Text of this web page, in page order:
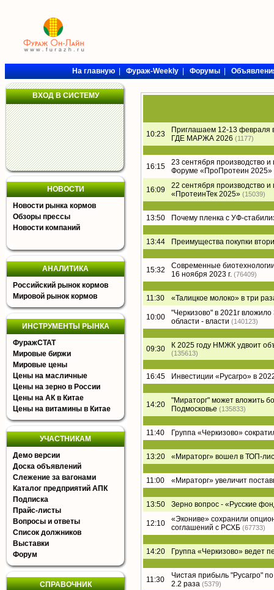
На главную|Фураж-Weekly|Форумы|
ВХОД В СИСТЕМУ
НОВОСТИ
Новости рынка кормов
Обзоры прессы
Новости компаний
АНАЛИТИКА
Российский рынок кормов
Мировой рынок кормов
ИНСТРУМЕНТЫ РЫНКА
ФуражСТАТ
Мировые биржи
Мировые цены
Цены на масличные
Цены на зерно в России
Цены на АК в Китае
Цены на витамины в Китае
УЧАСТНИКАМ
Демо версии
Доска объявлений
Слежение за вагонами
Каталог предприятий АПК
Подписка
Прайс-листы
Вопросы и ответы
Список должников
Выставки
Форум
СПРАВОЧНИК
10:23
Приглашаем 12-13 февраля
ГДЕ МАРЖА 2026 (1177)
16:15
23 сентября производство
Форуме «ПроПротеин 2025»
16:09
22 сентября производство
«ПротеинТек 2025» (15039)
13:50 Почему пленка с УФ-
13:44 Преимущества покупки
15:32
Современные
16 ноября 2023 г. (76409)
11:30 «Талицкое молоко» в три
10:00
"Черкизово" в 2021г
области - власти (140123)
09:30 К 2025 году НМЖК удвоит
(135613)
16:45 Инвестиции «Русагро» в
14:20
"Мираторг" может вложить
Подмосковье (135833)
11:40 Группа «Черкизово»
13:20 «Мираторг» вошел в ТОП-
11:00 «Мираторг» увеличит
13:50 Зерно вопрос - «Русские
12:10
«Экониве» сохранили
соглашений с РСХБ (67733)
14:20 Группа «Черкизово» ведет
11:30
Чистая прибыль "Русагро"
2.2 раза (5379)